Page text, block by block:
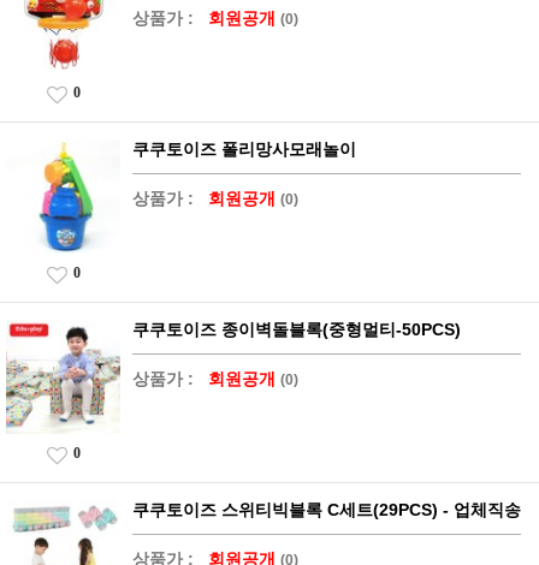
상품가 : 회원공개 (0)
0
쿠쿠토이즈 폴리망사모래놀이
상품가 : 회원공개 (0)
0
쿠쿠토이즈 종이벽돌블록(중형멀티-50PCS)
상품가 : 회원공개 (0)
0
쿠쿠토이즈 스위티빅블록 C세트(29PCS) - 업체직송
상품가 : 회원공개 (0)